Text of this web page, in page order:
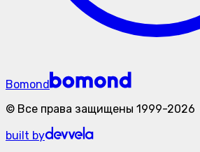
Bomond
© Все права защищены 1999-2026
built by